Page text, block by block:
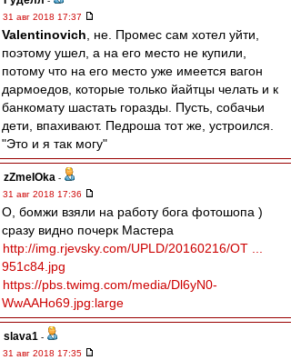
31 авг 2018 17:37
Valentinovich , не. Промес сам хотел уйти,
поэтому ушел, а на его место не купили,
потому что на его место уже имеется вагон
дармоедов, которые только йайтцы челать и к
банкомату шастать горазды. Пусть, собачьи
дети, впахивают. Педроша тот же, устроился.
"Это и я так могу"
zZmeIOka -
31 авг 2018 17:36
О, бомжи взяли на работу бога фотошопа )
сразу видно почерк Мастера
http://img.rjevsky.com/UPLD/20160216/OT ...
951c84.jpg
https://pbs.twimg.com/media/Dl6yN0-
WwAAHo69.jpg:large
slava1 -
31 авг 2018 17:35